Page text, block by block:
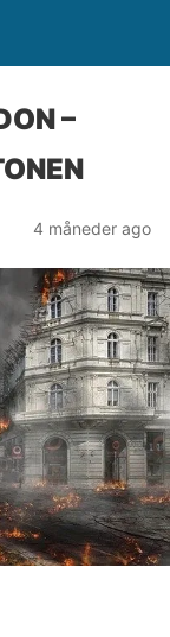
–
4 måneder ago